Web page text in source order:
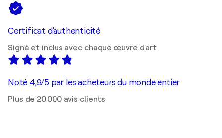
Certificat d'authenticité
Signé et inclus avec chaque œuvre d'art
Noté 4,9/5 par les acheteurs du monde entier
Plus de 20 000 avis clients